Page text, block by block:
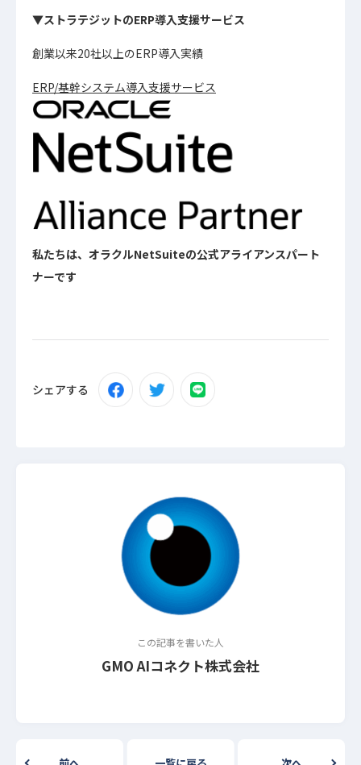
▼ストラテジットのERP導入支援サービス
創業以来20社以上のERP導入実績
ERP/基幹システム導入支援サービス
私たちは、オラクルNetSuiteの公式アライアンスパート
ナーです
シェアする
この記事を書いた人
GMO AIコネクト株式会社